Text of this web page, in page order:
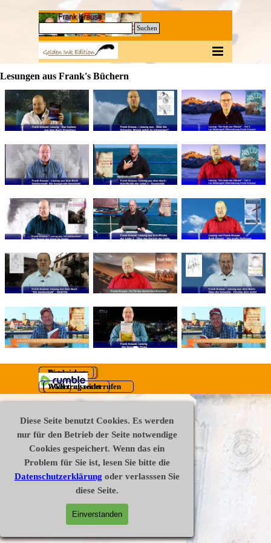
Diese Seite benutzt Cookies. Es werden
nur für den Betrieb der Seite notwendige
Cookies gespeichert. Wenn das ein
Problem für Sie ist, lesen Sie bitte die
Datenschutzerklärung oder verlasssen Sie
diese Seite.
Einverstanden
Direkt zum Seiteninhalt
Suchen
Lesungen aus Frank's Büchern
Datenschutz
Disclaimer
Impressum
AGB
Widerrufsrecht
Vertrag widerrufen